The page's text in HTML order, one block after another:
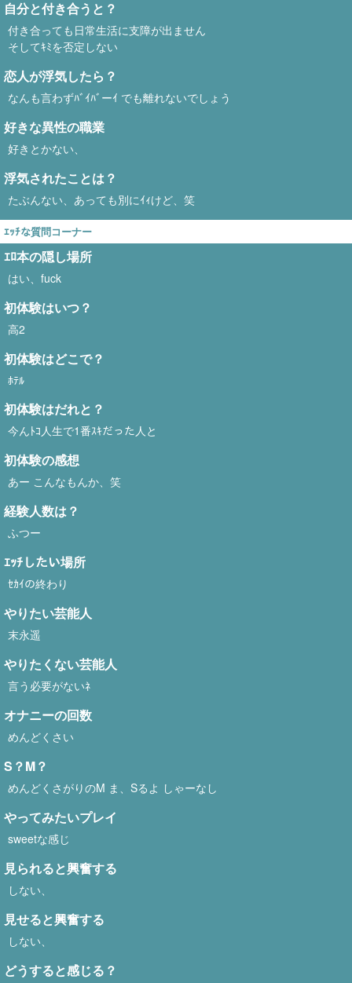
自分と付き合うと？
付き合っても日常生活に支障が出ません
そしてｷﾐを否定しない
恋人が浮気したら？
なんも言わずﾊﾞｲﾊﾞーｲ でも離れないでしょう
好きな異性の職業
好きとかない、
浮気されたことは？
たぶんない、あっても別にｲｨけど、笑
ｴｯﾁな質問コーナー
ｴﾛ本の隠し場所
はい、fuck
初体験はいつ？
高2
初体験はどこで？
ﾎﾃﾙ
初体験はだれと？
今んﾄｺ人生で1番ｽｷだった人と
初体験の感想
あー こんなもんか、笑
経験人数は？
ふつー
ｴｯﾁしたい場所
ｾｶｲの終わり
やりたい芸能人
末永遥
やりたくない芸能人
言う必要がないﾈ
オナニーの回数
めんどくさい
S？M？
めんどくさがりのM ま、Sるよ しゃーなし
やってみたいプレイ
sweetな感じ
見られると興奮する
しない、
見せると興奮する
しない、
どうすると感じる？